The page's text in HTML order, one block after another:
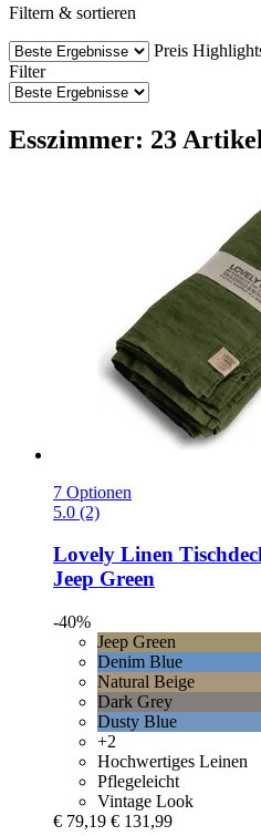
Filtern & sortieren
Preis
Filter
Esszimmer: 23 Artikel
7 Optionen
5.0 (2)
Lovely Linen
Jeep Green
-40%
Jeep Green
Denim Blue
Natural Beige
Dark Grey
Dusty Blue
+2
Hochwertiges Leinen
Pflegeleicht
Vintage Look
€ 79,19 € 131,99